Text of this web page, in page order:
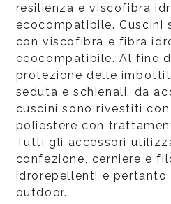
resilienza e viscofibra
ecocompatibile. Cuscini
con viscofibra e fibra
ecocompatibile. Al fine
protezione delle
seduta e schienali, da
cuscini sono rivestiti
poliestere con
Tutti gli accessori
confezione, cerniere e
idrorepellenti e pertanto
outdoor.